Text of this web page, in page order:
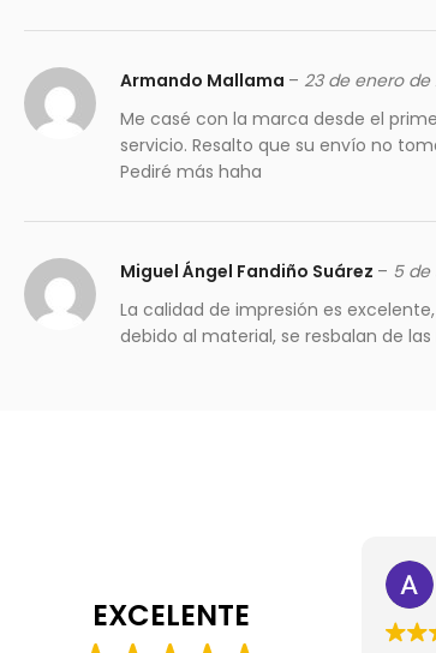
Armando Mallama – 23 de enero de
Me casé con la marca desde el
servicio. Resalto que su envío no
Pediré más haha
Miguel Ángel Fandiño Suárez – 5 de
La calidad de impresión es
debido al material, se resbalan de
EXCELENTE